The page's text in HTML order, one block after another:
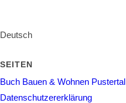
Deutsch
SEITEN
Buch Bauen & Wohnen Pustertal
Datenschutzererklärung